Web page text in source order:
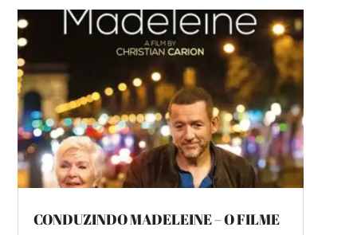
CONDUZINDO MADELEINE – O FILME